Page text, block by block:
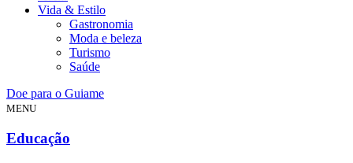
Vida & Estilo
Gastronomia
Moda e beleza
Turismo
Saúde
Doe para o Guiame
MENU
Educação